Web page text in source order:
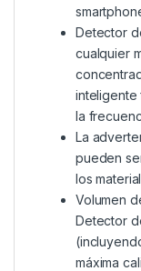
Detector
cualquier
inteligente
la
La
pueden
los
Volumen
Detector
máxima